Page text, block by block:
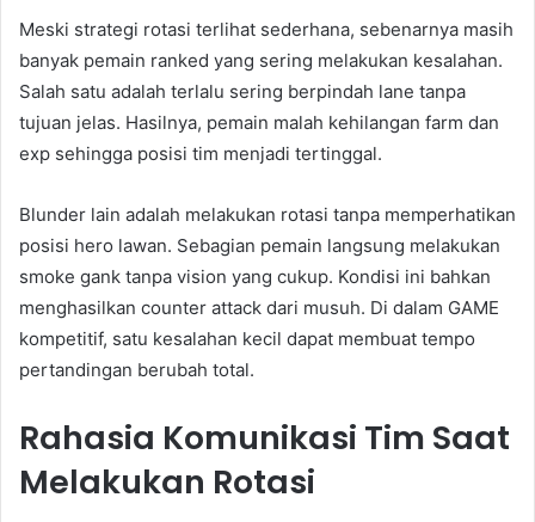
Meski strategi rotasi terlihat sederhana, sebenarnya masih
banyak pemain ranked yang sering melakukan kesalahan.
Salah satu adalah terlalu sering berpindah lane tanpa
tujuan jelas. Hasilnya, pemain malah kehilangan farm dan
exp sehingga posisi tim menjadi tertinggal.
Blunder lain adalah melakukan rotasi tanpa memperhatikan
posisi hero lawan. Sebagian pemain langsung melakukan
smoke gank tanpa vision yang cukup. Kondisi ini bahkan
menghasilkan counter attack dari musuh. Di dalam GAME
kompetitif, satu kesalahan kecil dapat membuat tempo
pertandingan berubah total.
Rahasia Komunikasi Tim Saat
Melakukan Rotasi